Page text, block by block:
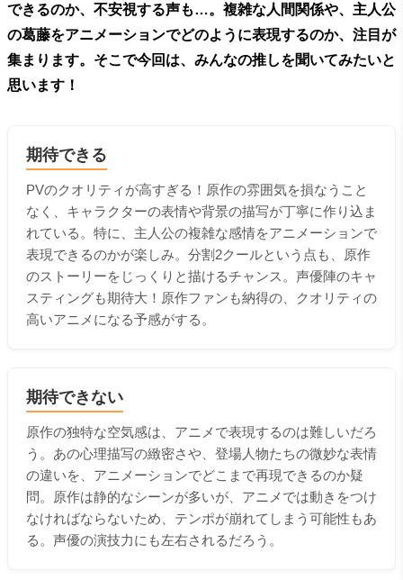
できるのか、不安視する声も…。複雑な人間関係や、主人公
の葛藤をアニメーションでどのように表現するのか、注目が
集まります。そこで今回は、みんなの推しを聞いてみたいと
思います！
期待できる
PVのクオリティが高すぎる！原作の雰囲気を損なうこと
なく、キャラクターの表情や背景の描写が丁寧に作り込ま
れている。特に、主人公の複雑な感情をアニメーションで
表現できるのかが楽しみ。分割2クールという点も、原作
のストーリーをじっくりと描けるチャンス。声優陣のキャ
スティングも期待大！原作ファンも納得の、クオリティの
高いアニメになる予感がする。
期待できない
原作の独特な空気感は、アニメで表現するのは難しいだろ
う。あの心理描写の緻密さや、登場人物たちの微妙な表情
の違いを、アニメーションでどこまで再現できるのか疑
問。原作は静的なシーンが多いが、アニメでは動きをつけ
なければならないため、テンポが崩れてしまう可能性もあ
る。声優の演技力にも左右されるだろう。